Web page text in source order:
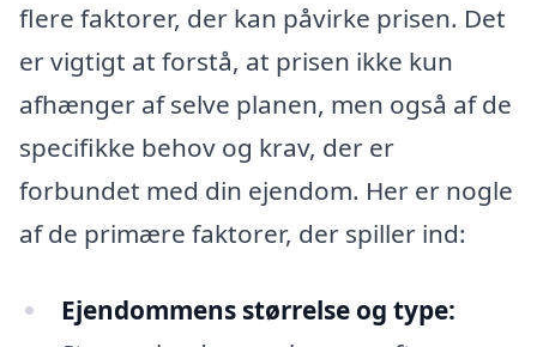
flere faktorer, der kan påvirke prisen. Det
er vigtigt at forstå, at prisen ikke kun
afhænger af selve planen, men også af de
specifikke behov og krav, der er
forbundet med din ejendom. Her er nogle
af de primære faktorer, der spiller ind:
Ejendommens størrelse og type: